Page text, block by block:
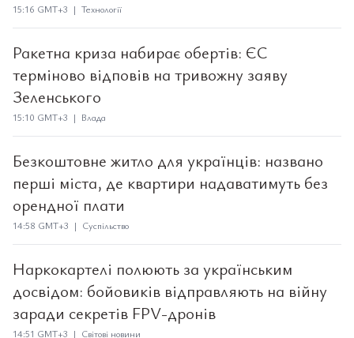
15:16 GMT+3 | Технології
Ракетна криза набирає обертів: ЄС
терміново відповів на тривожну заяву
Зеленського
15:10 GMT+3 | Влада
Безкоштовне житло для українців: названо
перші міста, де квартири надаватимуть без
орендної плати
14:58 GMT+3 | Суспільство
Наркокартелі полюють за українським
досвідом: бойовиків відправляють на війну
заради секретів FPV-дронів
14:51 GMT+3 | Світові новини